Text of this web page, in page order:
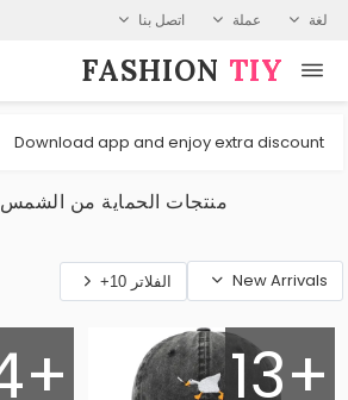
لغة عملة اتصل بنا
FASHION⁠ TIY
Download app and enjoy extra discount
منتجات الحماية من الشمس
New Arrivals الفلاتر 10+
13+